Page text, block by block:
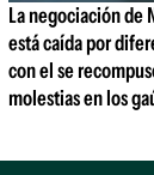
La negociación de
está caída por
con el se
molestias en los